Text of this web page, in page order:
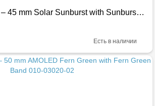
Garmin Instinct 3 – 45 mm Solar Sunburst with Sunburst/Gray Band 010-02934-02
Есть в наличии